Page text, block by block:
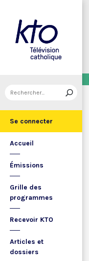
Se connecter
Accueil
Émissions
Grille des
programmes
Recevoir KTO
Articles et
dossiers